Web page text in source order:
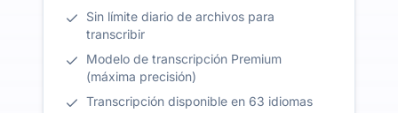
Sin límite diario de archivos para
transcribir
Modelo de transcripción Premium
(máxima precisión)
Transcripción disponible en 63 idiomas